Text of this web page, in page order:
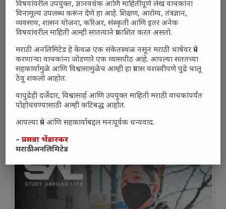
विषयांवरील उपयुक्त, ज्ञानवर्धक आणि माहितीपूर्ण लेख वाचकांना
विनामूल्य उपलब्ध करून देणे हा आहे. शिक्षण, आरोग्य, तंत्रज्ञान,
व्यवसाय, शासन योजना, करिअर, संस्कृती आणि इतर अनेक
विषयांवरील माहिती आम्ही सातत्याने प्रकाशित करत असतो.
मराठी अनलिमिटेड हे केवळ एक संकेतस्थळ नसून मराठी भाषेवर प्रेम
करणाऱ्या वाचकांना जोडणारे एक व्यासपीठ आहे. आपल्या सततच्या
सहकार्यामुळे आणि विश्वासामुळेच आम्ही हा प्रवास यशस्वीपणे पुढे चालू
ठेवू शकलो आहोत.
यापुढेही दर्जेदार, विश्वासार्ह आणि उपयुक्त माहिती मराठी वाचकांपर्यंत
पोहोचवण्यासाठी आम्ही कटिबद्ध आहोत.
आपल्या प्रेम आणि सहकार्याबद्दल मनःपूर्वक धन्यवाद.
–प्रसन्ना भेंडारकर
मराठी अनलिमिटेड